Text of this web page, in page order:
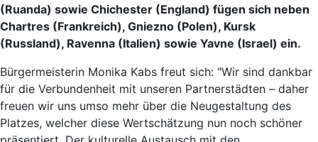
(Ruanda) sowie Chichester (England) fügen sich neben
Chartres (Frankreich), Gniezno (Polen), Kursk
(Russland), Ravenna (Italien) sowie Yavne (Israel) ein.
Bürgermeisterin Monika Kabs freut sich: "Wir sind dankbar
für die Verbundenheit mit unseren Partnerstädten – daher
freuen wir uns umso mehr über die Neugestaltung des
Platzes, welcher diese Wertschätzung nun noch schöner